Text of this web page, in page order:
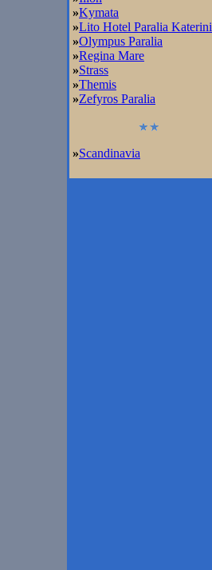
»Kymata
»Lito Hotel Paralia Katerini
»Olympus Paralia
»Regina Mare
»Strass
»Themis
»Zefyros Paralia
»Scandinavia